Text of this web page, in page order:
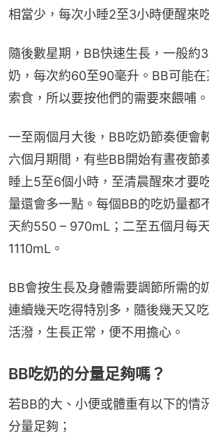
相當少，每次小睡2至3小時便醒來
隨後數星期，BB快速生長，一般約
奶，每次約60至90毫升。BB可能
索食，所以要按他們的需要來餵哺。
一至兩個月大後，BB吃奶節奏便會
六個月期間，有些BB開始有晝夜節
睡上5至6個小時，至清晨醒來才要
量還會多一點。每個BB的吃奶量都
天約550 – 970mL；二至五個月每
1110mL。
BB會按生長及身體需要調節所需的
連續幾天吃得特別多，隨後幾天又
活潑，生長正常，便不用擔心。
BB吃奶的分量足夠嗎？
若BB的大、小便或體重有以下的情
分量足夠；